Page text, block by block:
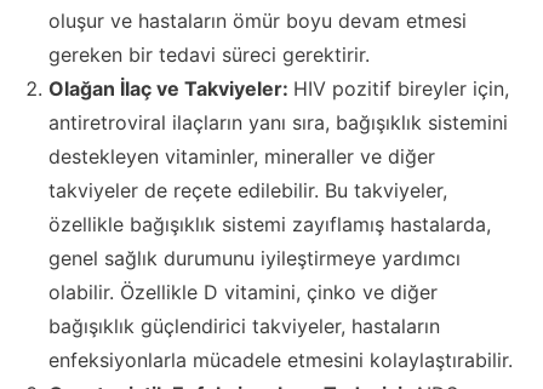
oluşur ve hastaların ömür boyu devam etmesi
gereken bir tedavi süreci gerektirir.
Olağan İlaç ve Takviyeler: HIV pozitif bireyler için,
antiretroviral ilaçların yanı sıra, bağışıklık sistemini
destekleyen vitaminler, mineraller ve diğer
takviyeler de reçete edilebilir. Bu takviyeler,
özellikle bağışıklık sistemi zayıflamış hastalarda,
genel sağlık durumunu iyileştirmeye yardımcı
olabilir. Özellikle D vitamini, çinko ve diğer
bağışıklık güçlendirici takviyeler, hastaların
enfeksiyonlarla mücadele etmesini kolaylaştırabilir.